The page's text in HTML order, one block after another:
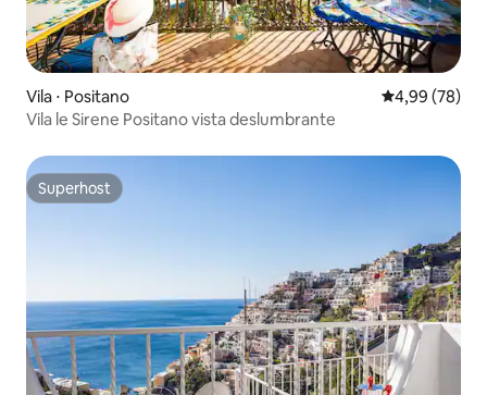
Vila ⋅ Positano 4,99 de uma
4,99 (78)
Vila le Sirene Positano vista deslumbrante
Superhost
Superhost